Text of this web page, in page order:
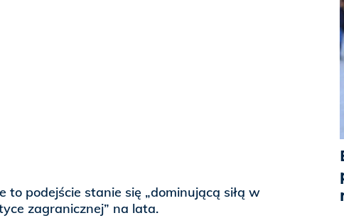
to podejście stanie się „dominującą siłą w
zagranicznej” na lata.